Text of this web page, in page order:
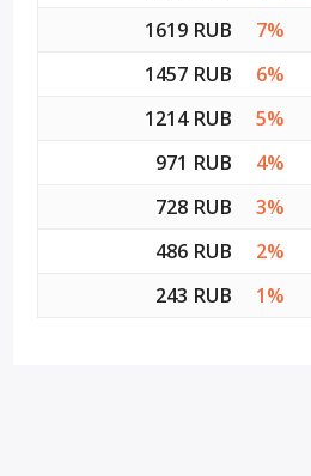
1619 RUB
7%
1457 RUB
6%
1214 RUB
5%
971 RUB
4%
728 RUB
3%
486 RUB
2%
243 RUB
1%